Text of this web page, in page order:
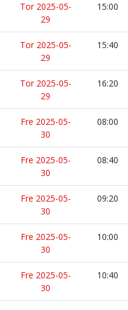
Tor 2025-05-
29
15:00
Tor 2025-05-
29
15:40
Tor 2025-05-
29
16:20
Fre 2025-05-
30
08:00
Fre 2025-05-
30
08:40
Fre 2025-05-
30
09:20
Fre 2025-05-
30
10:00
Fre 2025-05-
30
10:40